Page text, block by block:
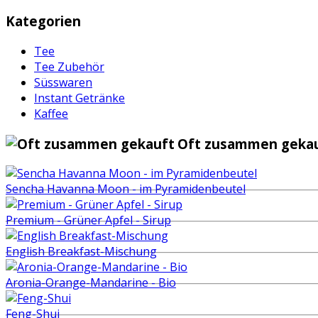
Kategorien
Tee
Tee Zubehör
Süsswaren
Instant Getränke
Kaffee
Oft zusammen
Sencha Havanna Moon - im Pyramidenbeutel
Premium - Grüner Apfel - Sirup
English Breakfast-Mischung
Aronia-Orange-Mandarine - Bio
Feng-Shui